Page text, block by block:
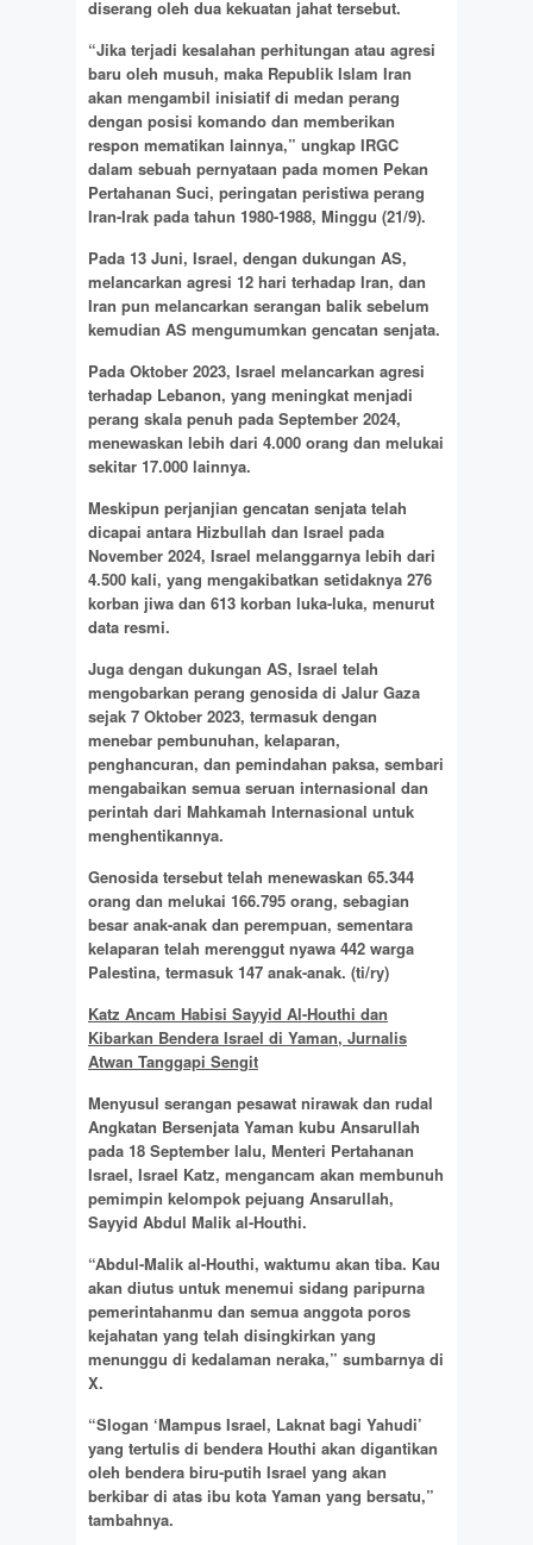
diserang oleh dua kekuatan jahat tersebut.
“Jika terjadi kesalahan perhitungan atau agresi
baru oleh musuh, maka Republik Islam Iran
akan mengambil inisiatif di medan perang
dengan posisi komando dan memberikan
respon mematikan lainnya,” ungkap IRGC
dalam sebuah pernyataan pada momen Pekan
Pertahanan Suci, peringatan peristiwa perang
Iran-Irak pada tahun 1980-1988, Minggu (21/9).
Pada 13 Juni, Israel, dengan dukungan AS,
melancarkan agresi 12 hari terhadap Iran, dan
Iran pun melancarkan serangan balik sebelum
kemudian AS mengumumkan gencatan senjata.
Pada Oktober 2023, Israel melancarkan agresi
terhadap Lebanon, yang meningkat menjadi
perang skala penuh pada September 2024,
menewaskan lebih dari 4.000 orang dan melukai
sekitar 17.000 lainnya.
Meskipun perjanjian gencatan senjata telah
dicapai antara Hizbullah dan Israel pada
November 2024, Israel melanggarnya lebih dari
4.500 kali, yang mengakibatkan setidaknya 276
korban jiwa dan 613 korban luka-luka, menurut
data resmi.
Juga dengan dukungan AS, Israel telah
mengobarkan perang genosida di Jalur Gaza
sejak 7 Oktober 2023, termasuk dengan
menebar pembunuhan, kelaparan,
penghancuran, dan pemindahan paksa, sembari
mengabaikan semua seruan internasional dan
perintah dari Mahkamah Internasional untuk
menghentikannya.
Genosida tersebut telah menewaskan 65.344
orang dan melukai 166.795 orang, sebagian
besar anak-anak dan perempuan, sementara
kelaparan telah merenggut nyawa 442 warga
Palestina, termasuk 147 anak-anak. (ti/ry)
Katz Ancam Habisi Sayyid Al-Houthi dan
Kibarkan Bendera Israel di Yaman, Jurnalis
Atwan Tanggapi Sengit
Menyusul serangan pesawat nirawak dan rudal
Angkatan Bersenjata Yaman kubu Ansarullah
pada 18 September lalu, Menteri Pertahanan
Israel, Israel Katz, mengancam akan membunuh
pemimpin kelompok pejuang Ansarullah,
Sayyid Abdul Malik al-Houthi.
“Abdul-Malik al-Houthi, waktumu akan tiba. Kau
akan diutus untuk menemui sidang paripurna
pemerintahanmu dan semua anggota poros
kejahatan yang telah disingkirkan yang
menunggu di kedalaman neraka,” sumbarnya di
X.
“Slogan ‘Mampus Israel, Laknat bagi Yahudi’
yang tertulis di bendera Houthi akan digantikan
oleh bendera biru-putih Israel yang akan
berkibar di atas ibu kota Yaman yang bersatu,”
tambahnya.